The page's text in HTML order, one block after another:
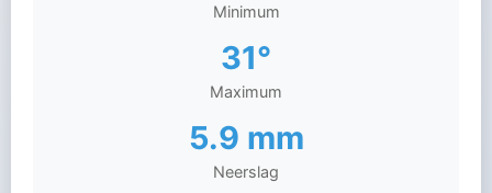
Minimum
31°
Maximum
5.9 mm
Neerslag